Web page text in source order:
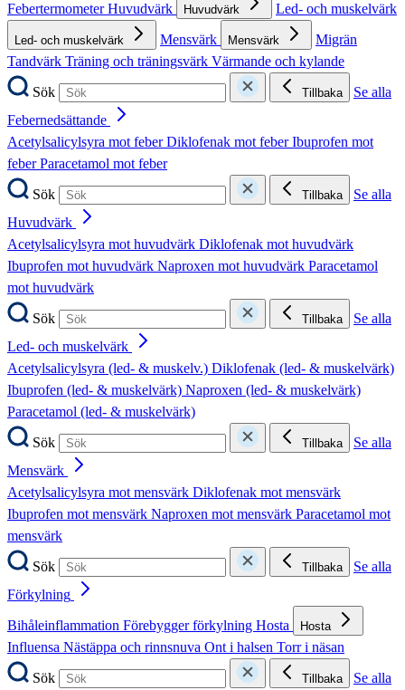
FebertermometerHuvudvärk Huvudvärk Led- och muskelvärk
Led- och muskelvärk Mensvärk Mensvärk
Migrän
Tandvärk Träning och träningsvärk Värmande och kylande
Sök
Tillbaka
Se alla
Febernedsättande
Acetylsalicylsyra mot feberDiklofenak mot feberIbuprofen mot
feberParacetamol mot feber
Sök
Tillbaka
Se alla
Huvudvärk
Acetylsalicylsyra mot huvudvärk Diklofenak mot huvudvärk
Ibuprofen mot huvudvärk Naproxen mot huvudvärk Paracetamol
mot huvudvärk
Sök
Tillbaka
Se alla
Led- och muskelvärk
Acetylsalicylsyra (led- & muskelv.) Diklofenak (led- & muskelvärk)
Ibuprofen (led- & muskelvärk) Naproxen (led- & muskelvärk)
Paracetamol (led- & muskelvärk)
Sök
Tillbaka
Se alla
Mensvärk
Acetylsalicylsyra mot mensvärk Diklofenak mot mensvärk
Ibuprofen mot mensvärk Naproxen mot mensvärk Paracetamol mot
mensvärk
Sök
Tillbaka
Se alla
Förkylning
Bihåleinflammation Förebygger förkylning Hosta Hosta
Influensa Nästäppa och rinnsnuva Ont i halsen Torr i näsan
Sök
Tillbaka
Se alla